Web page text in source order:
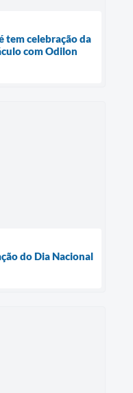
tem celebração da
com Odilon
do Dia Nacional